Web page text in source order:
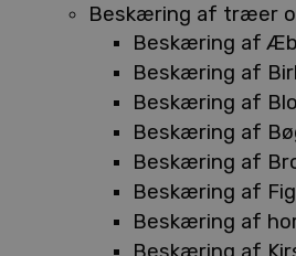
Beskæring af træer
Beskæring af
Beskæring af
Beskæring af
Beskæring af
Beskæring af
Beskæring af
Beskæring af